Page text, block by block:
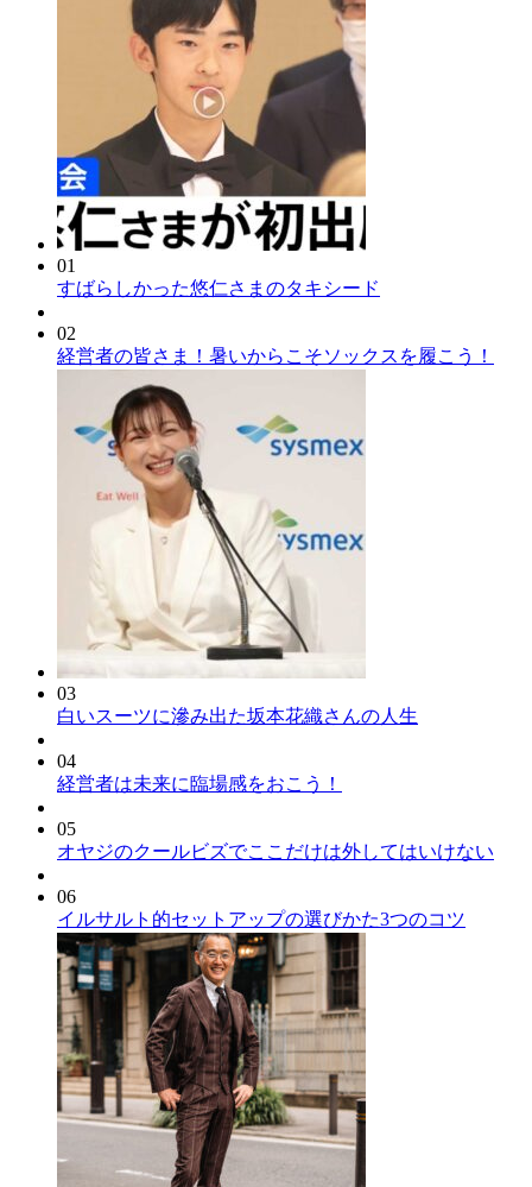
01
すばらしかった悠仁さまのタキシード
02
経営者の皆さま！暑いからこそソックスを履こう！
03
白いスーツに滲み出た坂本花織さんの人生
04
経営者は未来に臨場感をおこう！
05
オヤジのクールビズでここだけは外してはいけない
06
イルサルト的セットアップの選びかた3つのコツ